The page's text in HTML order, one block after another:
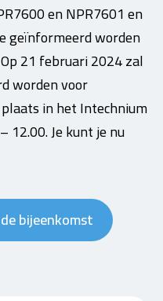
en NPR7601 en
geïnformeerd worden
21 februari 2024 zal
worden voor
in het Intechnium
12.00. Je kunt je nu
bijeenkomst